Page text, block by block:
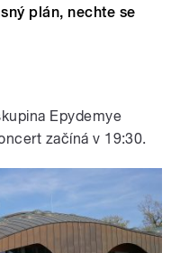
plán, nechte se
Epydemye
začíná v 19:30.